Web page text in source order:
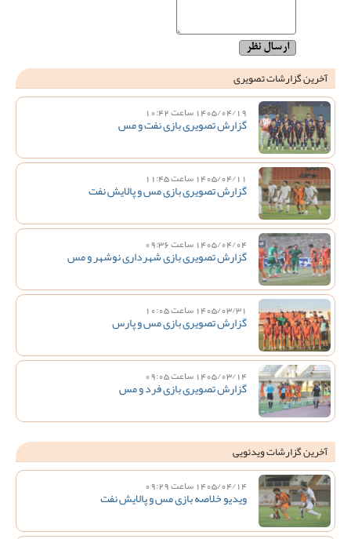
آخرین گزارشات تصویری
1405/04/19 ساعت 10:42
گزارش تصویری بازی نفت و مس
1405/04/11 ساعت 11:45
گزارش تصویری بازی مس و پالایش نفت
1405/04/04 ساعت 09:36
گزارش تصویری بازی شهرداری نوشهر و مس
1405/03/31 ساعت 10:05
گزارش تصویری بازی مس و پارس
1405/03/14 ساعت 09:05
گزارش تصویری بازی فرد و مس
آخرین گزارشات ویدئویی
1405/04/14 ساعت 09:29
ویدیو خلاصه بازی مس و پالایش نفت